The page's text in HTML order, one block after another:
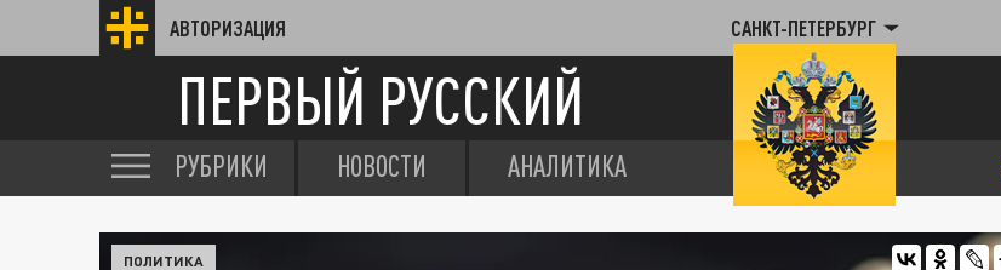
АВТОРИЗАЦИЯ САНКТ-ПЕТЕРБУРГ
ПЕРВЫЙ РУССКИЙ
РУБРИКИ НОВОСТИ АНАЛИТИКА
ПОЛИТИКА